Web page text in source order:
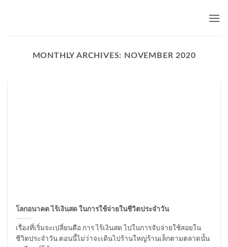
MONTHLY ARCHIVES: NOVEMBER 2020
โลกอนาคต ไร้เงินสด ในการใช้จ่ายในชีวิตประจำวัน
เรื่องที่เริ่มจะเปลี่ยนคือ การ ไร้เงินสด ไปในการจับจ่ายใช้สอยใน
ชีวิตประจำวัน ตอนนี้ไม่ว่าจะเดินไปร้านใหญ่ร้านเล็กตามตลาดนั้น